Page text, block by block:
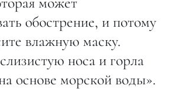
обострение, и потому
влажную маску.
носа и горла
основе морской воды».